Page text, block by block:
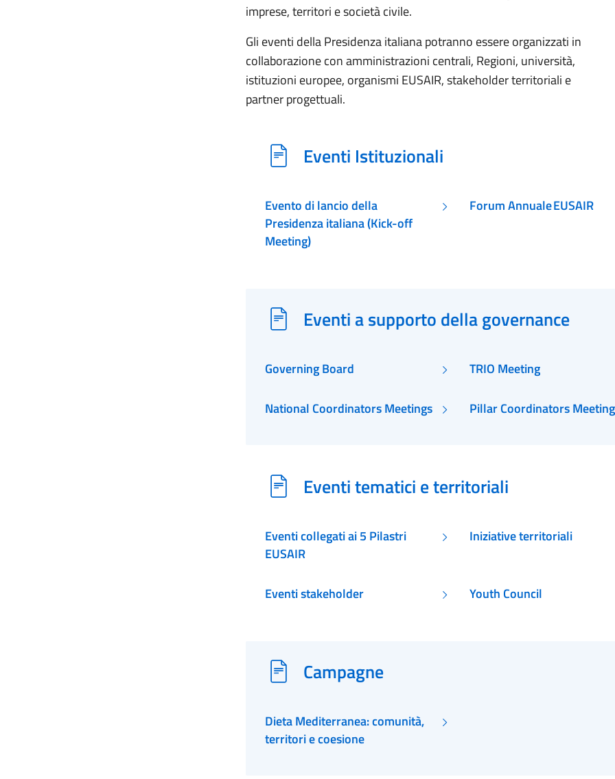
imprese, territori e società civile.
Gli eventi della Presidenza italiana potranno essere organizzati in
collaborazione con amministrazioni centrali, Regioni, università,
istituzioni europee, organismi EUSAIR, stakeholder territoriali e
partner progettuali.
Eventi Istituzionali
Evento di lancio della
Presidenza italiana (Kick-off
Meeting)
Forum Annuale EUSAIR
Eventi a supporto della governance
Governing Board TRIO Meeting
National Coordinators Meetings Pillar Coordinators
Eventi tematici e territoriali
Eventi collegati ai 5 Pilastri
EUSAIR
Iniziative territoriali
Eventi stakeholder Youth Council
Campagne
Dieta Mediterranea: comunità,
territori e coesione